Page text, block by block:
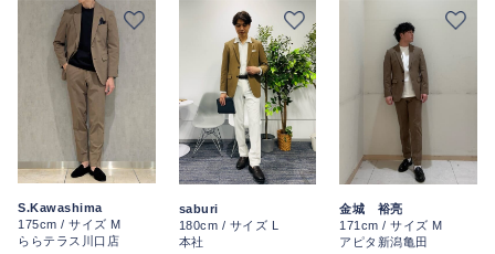
S.Kawashima
175cm / サイズ M
ららテラス川口店
saburi
180cm / サイズ L
本社
金城 裕亮
171cm / サイズ M
アピタ新潟亀田